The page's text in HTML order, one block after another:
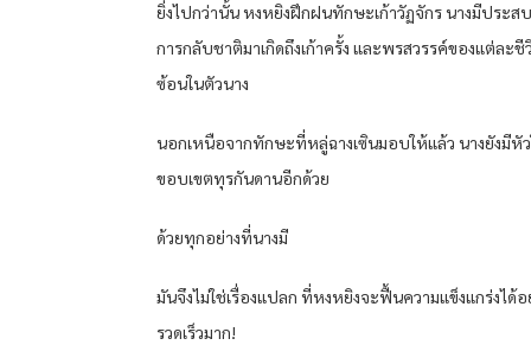
ยิ่งไปกว่านั้น หงหยิงฝึกฝนทักษะเก้าวัฏจักร นางมีประส
การกลับชาติมาเกิดถึงเก้าครั้ง และพรสวรรค์ของแต่ละ
ซ้อนในตัวนาง
นอกเหนือจากทักษะที่หลู่ฉางเซินมอบให้แล้ว นางยังมีหั
ขอบเขตทุรกันดานอีกด้วย
ด้วยทุกอย่างที่นางมี
มันจึงไม่ใช่เรื่องแปลก ที่หงหยิงจะฟื้นความแข็งแกร่งได้อ
รวดเร็วมาก!